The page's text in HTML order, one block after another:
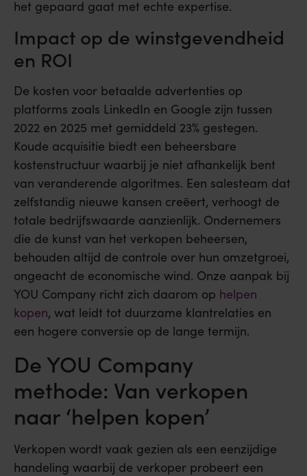
het gepaard gaat met echte expertise.
Impact op de winstgevendheid
en ROI
De kosten voor betaalde advertenties op
platforms zoals LinkedIn en Google zijn tussen
2022 en 2025 met gemiddeld 23% gestegen.
Koude acquisitie biedt een beheersbare
kostenstructuur waarbij je niet afhankelijk bent
van veranderende algoritmes. Een salesteam dat
zelfstandig nieuwe kansen creëert, verhoogt de
totale bedrijfswaarde aanzienlijk. Ondernemers
die de kunst van het verkopen beheersen,
behouden altijd de controle over hun omzetgroei,
ongeacht de economische wind. Onze aanpak bij
YOU Company richt zich daarom op helpen
kopen, wat leidt tot duurzame klantrelaties en
een hogere conversie op de lange termijn.
De YOU Company
methode: Van verkopen
naar ‘helpen kopen’
Verkopen wordt vaak gezien als een eenzijdige
handeling waarbij de verkoper probeert een